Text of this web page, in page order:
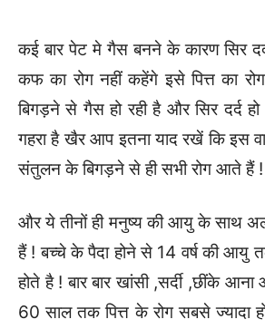
कई बार पेट मे गैस बनने के कारण सिर
कफ का रोग नहीं कहेंगे इसे पित्त का
बिगड़ने से गैस हो रही है और सिर दर्द हो
गहरा है खैर आप इतना याद रखें कि इस
संतुलन के बिगड़ने से ही सभी रोग आते हैं !
और ये तीनों ही मनुष्य की आयु के साथ
हैं ! बच्चे के पैदा होने से 14 वर्ष की आयु
होते है ! बार बार खांसी ,सर्दी ,छींके आना
60 साल तक पित्त के रोग सबसे ज्यादा